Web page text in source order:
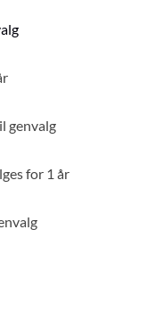
genvalg
for 1 år